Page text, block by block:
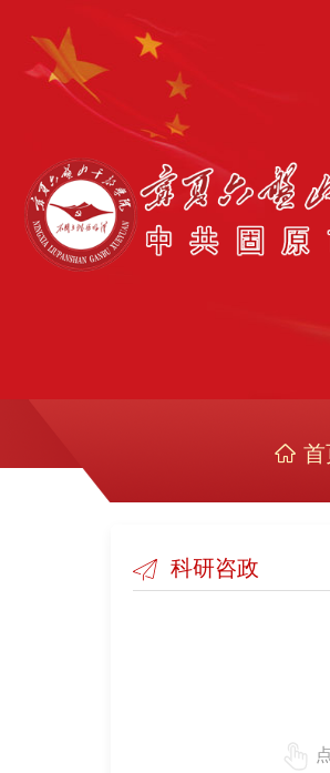
首
科研咨政